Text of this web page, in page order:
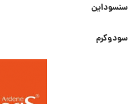
سنسوداین
سودوکرم